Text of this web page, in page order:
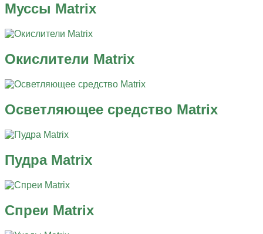
Муссы Matrix
Окислители Matrix
Осветляющее средство Matrix
Пудра Matrix
Спреи Matrix